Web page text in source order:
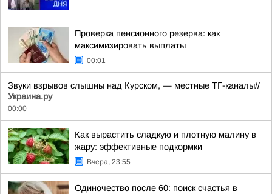
Проверка пенсионного резерва: как
максимизировать выплаты
00:01
Звуки взрывов слышны над Курском, — местные ТГ-каналы//
Украина.ру
00:00
Как вырастить сладкую и плотную малину в
жару: эффективные подкормки
Вчера, 23:55
Одиночество после 60: поиск счастья в